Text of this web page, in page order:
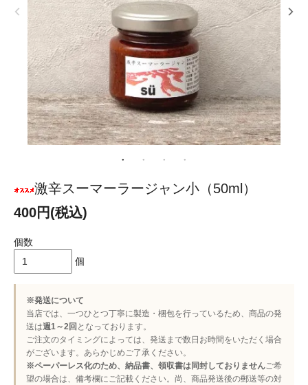
激辛スーマーラージャン小（50ml）
400円(税込)
個数
個
※発送について
当店では、一つひとつ丁寧に製造・梱包を行っているため、商品の発
送は週1～2回 となっております。
ご注文のタイミングによっては、発送まで数日お時間をいただく場合
がございます。あらかじめご了承ください。
※ペーパーレス化のため、納品書、領収書は同封しておりませんご希
望の場合は、備考欄にご記載ください。尚、商品発送後の郵送等の対